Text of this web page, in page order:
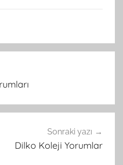
Sonraki yazı
Dilko Koleji Yorumlar